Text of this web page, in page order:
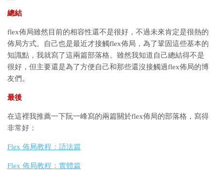
總結
flex佈局雖然目前的相容性還不是很好，不過未來肯定是很熱的
佈局方式。自己也是最近才接觸flex佈局，為了鞏固這些基本的
知識點，我就寫了這兩篇部落格。雖然我知道自己總結得不是
很好，但主要還是為了方便自己和那些還沒接觸過flex佈局的博
友們。
最後
在這裡我推薦一下阮一峰寫的兩篇關於flex佈局的部落格，寫得
非常好：
Flex 佈局教程：語法篇
Flex 佈局教程：實體篇